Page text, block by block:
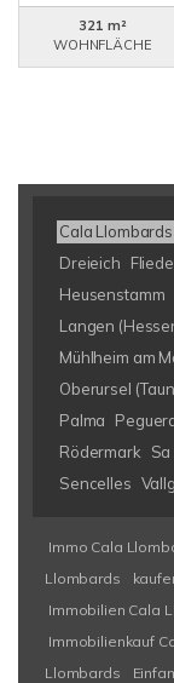
321 m²
WOHNFLÄCHE
Cala Llombards
Dreieich
Heusenstamm
Langen
Mühlheim am
Oberursel
Palma
Rödermark
Sencelles
Immo Cala
Llombards
Immobilien Cala
Immobilienkauf
Llombards